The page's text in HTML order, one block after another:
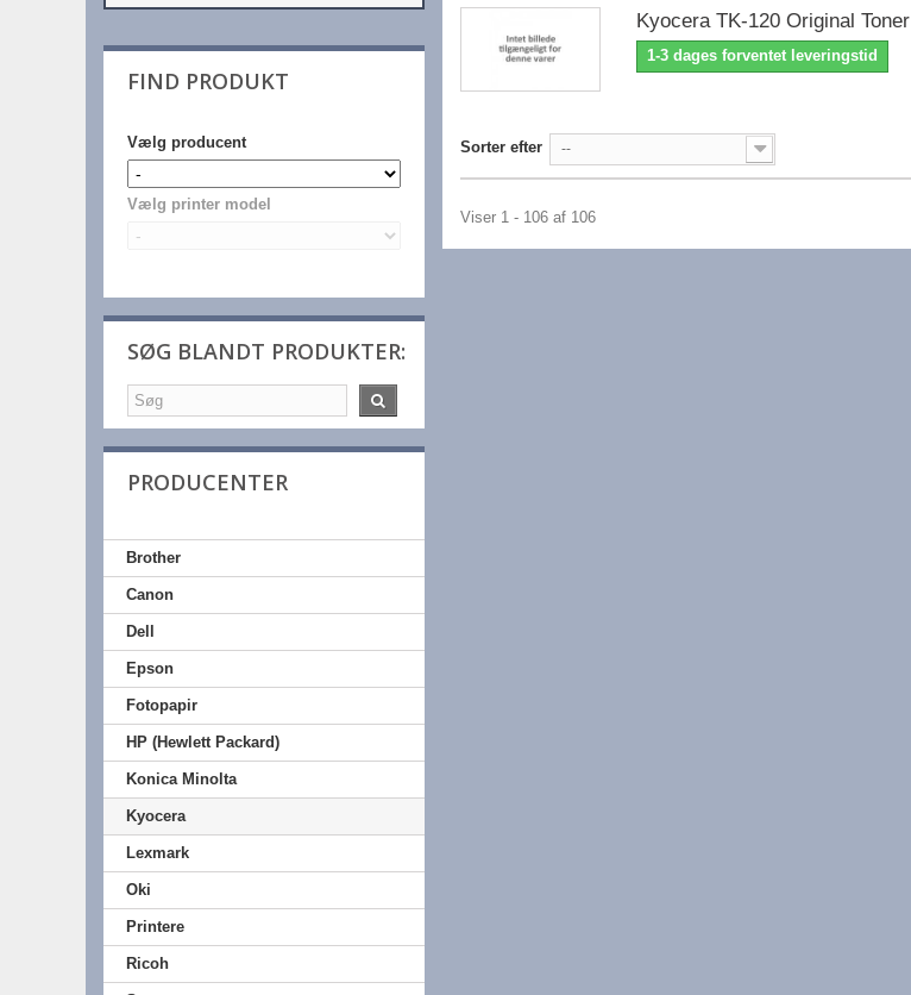
FIND PRODUKT
Vælg producent
Vælg printer model
SØG BLANDT PRODUKTER:
PRODUCENTER
Brother
Canon
Dell
Epson
Fotopapir
HP (Hewlett Packard)
Konica Minolta
Kyocera
Lexmark
Oki
Printere
Ricoh
Kyocera TK-120 Original Toner
1-3 dages forventet leveringstid
Sorter efter --
Viser 1 - 106 af 106